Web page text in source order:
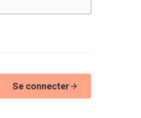
Se connecter